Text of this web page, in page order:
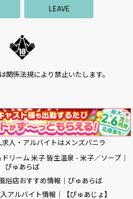
LEAVE
関係法規により禁止いたします。